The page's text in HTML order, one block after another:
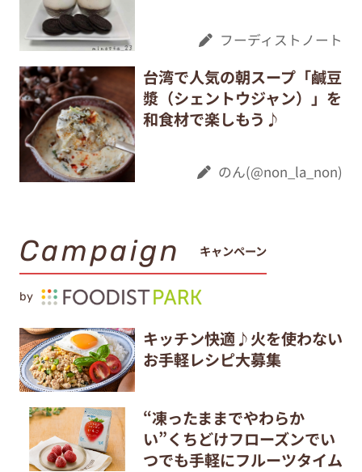
フーディストノート
台湾で人気の朝スープ「鹹豆
漿（シェントウジャン）」を
和食材で楽しもう♪
のん(@non_la_non)
Campaign キャンペーン
by
キッチン快適♪火を使わない
お手軽レシピ大募集
“凍ったままでやわらか
い”くちどけフローズンでい
つでも手軽にフルーツタイム